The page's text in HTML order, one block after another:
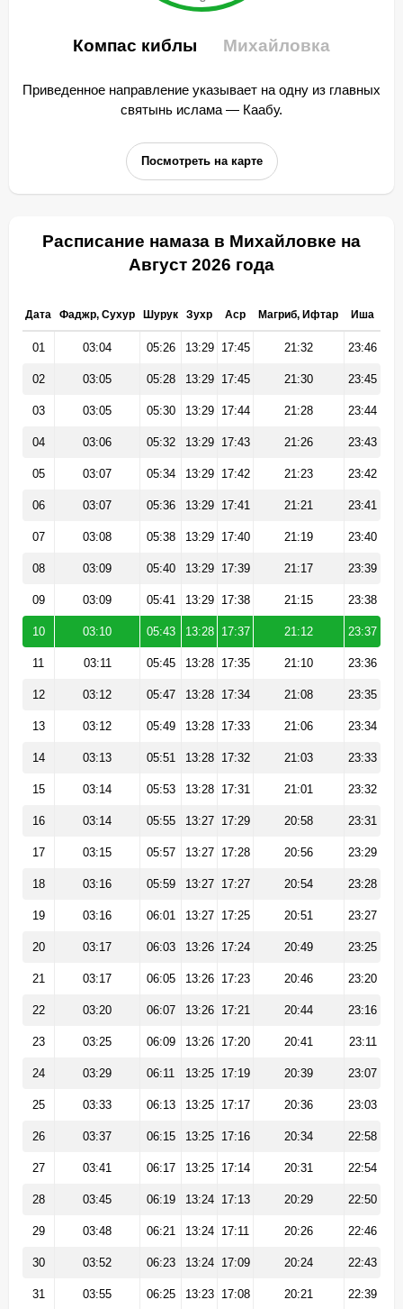
Компас киблы Михайловка
Приведенное направление указывает на одну из главных
святынь ислама — Каабу.
Посмотреть на карте
Расписание намаза в Михайловке на
Август 2026 года
Дата Фаджр, Сухур Шурук Зухр Аср Магриб, Ифтар Иша
01 03:04 05:26 13:29 17:45 21:32 23:46
02 03:05 05:28 13:29 17:45 21:30 23:45
03 03:05 05:30 13:29 17:44 21:28 23:44
04 03:06 05:32 13:29 17:43 21:26 23:43
05 03:07 05:34 13:29 17:42 21:23 23:42
06 03:07 05:36 13:29 17:41 21:21 23:41
07 03:08 05:38 13:29 17:40 21:19 23:40
08 03:09 05:40 13:29 17:39 21:17 23:39
09 03:09 05:41 13:29 17:38 21:15 23:38
10 03:10 05:43 13:28 17:37 21:12 23:37
11 03:11 05:45 13:28 17:35 21:10 23:36
12 03:12 05:47 13:28 17:34 21:08 23:35
13 03:12 05:49 13:28 17:33 21:06 23:34
14 03:13 05:51 13:28 17:32 21:03 23:33
15 03:14 05:53 13:28 17:31 21:01 23:32
16 03:14 05:55 13:27 17:29 20:58 23:31
17 03:15 05:57 13:27 17:28 20:56 23:29
18 03:16 05:59 13:27 17:27 20:54 23:28
19 03:16 06:01 13:27 17:25 20:51 23:27
20 03:17 06:03 13:26 17:24 20:49 23:25
21 03:17 06:05 13:26 17:23 20:46 23:20
22 03:20 06:07 13:26 17:21 20:44 23:16
23 03:25 06:09 13:26 17:20 20:41 23:11
24 03:29 06:11 13:25 17:19 20:39 23:07
25 03:33 06:13 13:25 17:17 20:36 23:03
26 03:37 06:15 13:25 17:16 20:34 22:58
27 03:41 06:17 13:25 17:14 20:31 22:54
28 03:45 06:19 13:24 17:13 20:29 22:50
29 03:48 06:21 13:24 17:11 20:26 22:46
30 03:52 06:23 13:24 17:09 20:24 22:43
31 03:55 06:25 13:23 17:08 20:21 22:39